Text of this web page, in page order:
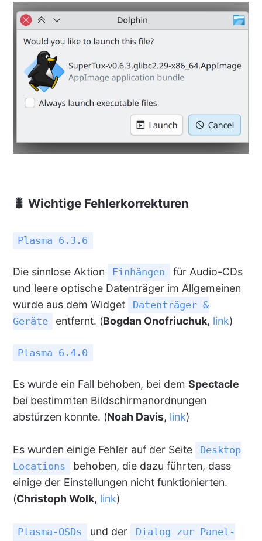
🐛 Wichtige Fehlerkorrekturen
Plasma 6.3.6
Die sinnlose Aktion Einhängen
für Audio-CDs
und leere optische Datenträger im Allgemeinen
wurde aus dem Widget
Datenträger &
Geräte
entfernt. (Bogdan Onofriuchuk, link)
Plasma 6.4.0
Es wurde ein Fall behoben, bei dem Spectacle
bei bestimmten Bildschirmanordnungen
abstürzen konnte. (Noah Davis, link)
Es wurden einige Fehler auf der Seite
Desktop
Locations
behoben, die dazu führten, dass
einige der Einstellungen nicht funktionierten.
(Christoph Wolk, link)
Plasma-OSDs und der
Dialog zur Panel-